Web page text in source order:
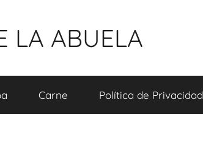
LA ABUELA
Carne Política de Privacidad